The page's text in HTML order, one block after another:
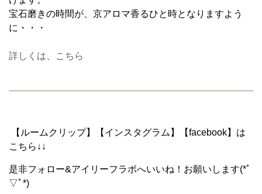
宝石磨きの時間が、京アロマ香るひと時となりますよう
に・・・
詳しくは、こちら
【ルームクリップ】【インスタグラム】【facebook】は
こちら↓↓
是非フォロー&アイリーフラボへいいね！お願いします(*ﾟ
▽ﾟ*)